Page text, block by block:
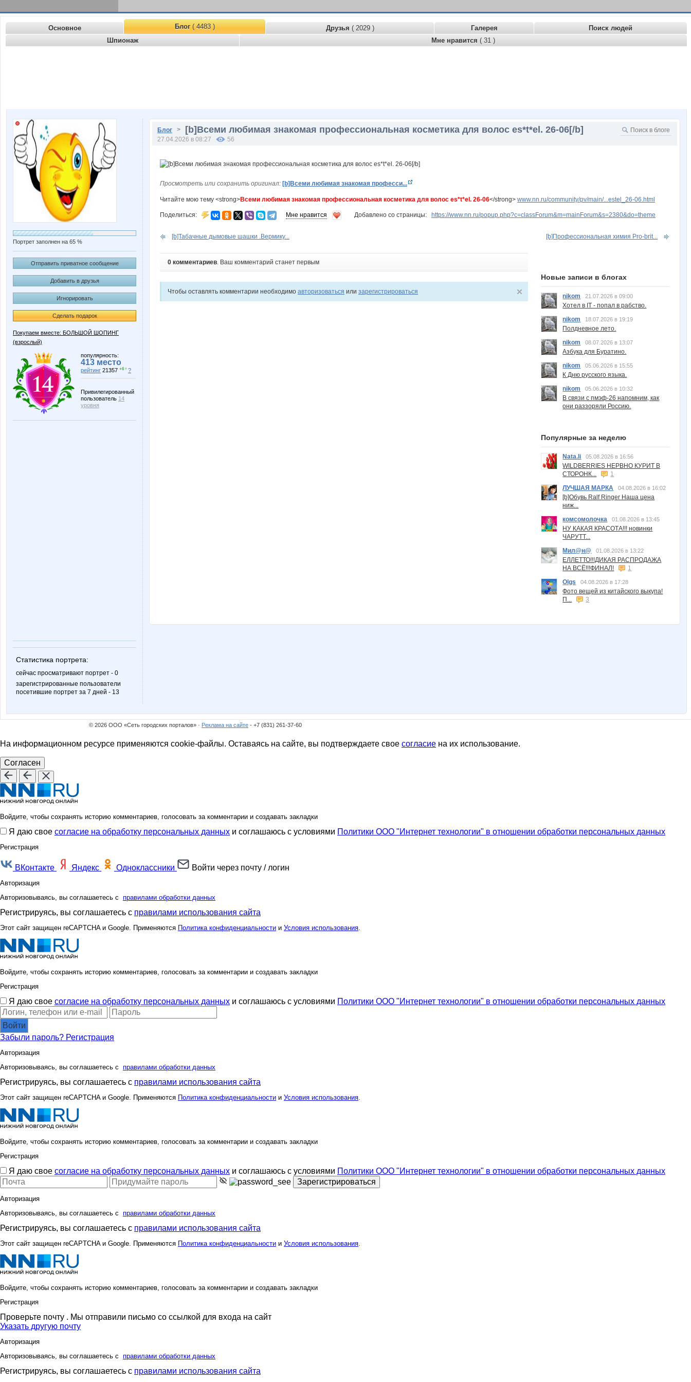
Основное Блог( 4483 ) Друзья ( 2029 ) Галерея
Поиск людей
Шпионаж
Мне нравится ( 31 )
Портрет заполнен на 65 %
Отправить приватное сообщение
Добавить в друзья
Игнорировать
Сделать подарок
Покупаем вместе: БОЛЬШОЙ ШОПИНГ
(взрослый)
популярность:
413 место
рейтинг 21357 +6 ↑ ?
Привилегированный
пользователь 14
уровня
Статистика портрета:
сейчас просматривают портрет - 0
зарегистрированные пользователи
посетившие портрет за 7 дней - 13
Блог > [b]Всеми любимая знакомая профессиональная косметика для волос es*t*el. 26-06[/b]
27.04.2026 в 08:27 56
Просмотреть или сохранить оригинал: [b]Всеми любимая знакомая професси...
Читайте мою тему <strong>Всеми любимая знакомая профессиональная косметика для волос es*t*el. 26-06</strong> www.nn.ru/community/pv/main/...estel_26-06.html
Поделиться: Мне нравится Добавлено со страницы: https://www.nn.ru/popup.php?c=classForum&m=mainForum&s=2380&do=theme
[b]Табачные дымовые шашки .Вермику... [b]Профессиональная химия Pro-brit...
0 комментариев. Ваш комментарий станет первым
Чтобы оставлять комментарии необходимо авторизоваться или зарегистрироваться
Новые записи в блогах
nikom 21.07.2026 в 09:00
Хотел в IT - попал в рабство.
nikom
18.07.2026 в 19:19
Полдневное лето.
nikom
08.07.2026 в 13:07
Азбука для Буратино.
nikom
05.06.2026 в 15:55
К Дню русского языка.
nikom
05.06.2026 в 10:32
В связи с пмэф-26 напомним, как
они раззоряли Россию.
Популярные за неделю
Nata.li 05.08.2026 в 16:56
WILDBERRIES НЕРВНО КУРИТ В
СТОРОНК...
1
ЛУЧШАЯ МАРКА
04.08.2026 в 16:02
[b]Обувь Ralf Ringer Наша цена
ниж...
комсомолочка
01.08.2026 в 13:45
НУ КАКАЯ КРАСОТА!!! новинки
ЧАРУТТ...
Мил@н@
01.08.2026 в 13:22
ЕЛЛЕТТО!!!ДИКАЯ РАСПРОДАЖА
НА ВСЁ!!!ФИНАЛ!
1
Olgs
04.08.2026 в 17:28
Фото вещей из китайского выкупа!
П...
3
© 2026 ООО «Сеть городских порталов» · Реклама на сайте - +7 (831) 261-37-60
На информационном ресурсе применяются cookie-файлы. Оставаясь на сайте, вы подтверждаете свое согласие на их использование.
Согласен
Войдите, чтобы сохранять историю комментариев, голосовать за комментарии и создавать закладки
Я даю свое согласие на обработку персональных данных и соглашаюсь с условиями Политики ООО "Интернет технологии" в отношении обработки персональных данных
Регистрация
ВКонтакте Яндекс Одноклассники Войти через почту / логин
Авторизация
Авторизовываясь, вы соглашаетесь с правилами обработки данных
Регистрируясь, вы соглашаетесь с правилами использования сайта
Этот сайт защищен reCAPTCHA и Google. Применяются Политика конфиденциальности и Условия использования.
Войдите, чтобы сохранять историю комментариев, голосовать за комментарии и создавать закладки
Регистрация
Я даю свое согласие на обработку персональных данных и соглашаюсь с условиями Политики ООО "Интернет технологии" в отношении обработки персональных данных
Войти
Забыли пароль? Регистрация
Авторизация
Авторизовываясь, вы соглашаетесь с правилами обработки данных
Регистрируясь, вы соглашаетесь с правилами использования сайта
Этот сайт защищен reCAPTCHA и Google. Применяются Политика конфиденциальности и Условия использования.
Войдите, чтобы сохранять историю комментариев, голосовать за комментарии и создавать закладки
Регистрация
Я даю свое согласие на обработку персональных данных и соглашаюсь с условиями Политики ООО "Интернет технологии" в отношении обработки персональных данных
Зарегистрироваться
Авторизация
Авторизовываясь, вы соглашаетесь с правилами обработки данных
Регистрируясь, вы соглашаетесь с правилами использования сайта
Этот сайт защищен reCAPTCHA и Google. Применяются Политика конфиденциальности и Условия использования.
Войдите, чтобы сохранять историю комментариев, голосовать за комментарии и создавать закладки
Регистрация
Проверьте почту . Мы отправили письмо со ссылкой для входа на сайт
Указать другую почту
Авторизация
Авторизовываясь, вы соглашаетесь с правилами обработки данных
Регистрируясь, вы соглашаетесь с правилами использования сайта